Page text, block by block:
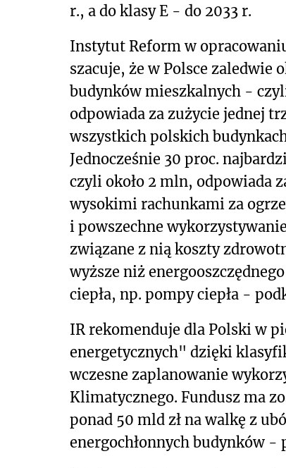
r., a do klasy E - do 2033 r.
Instytut Reform w
szacuje, że w Polsce zaledwie
budynków mieszkalnych -
odpowiada za zużycie jednej
wszystkich polskich
Jednocześnie 30 proc.
czyli około 2 mln, odpowiada
wysokimi rachunkami za
i powszechne
związane z nią koszty
wyższe niż
ciepła, np. pompy ciepła -
IR rekomenduje dla Polski w
energetycznych" dzięki
wczesne zaplanowanie
Klimatycznego. Fundusz ma
ponad 50 mld zł na walkę z
energochłonnych budynków